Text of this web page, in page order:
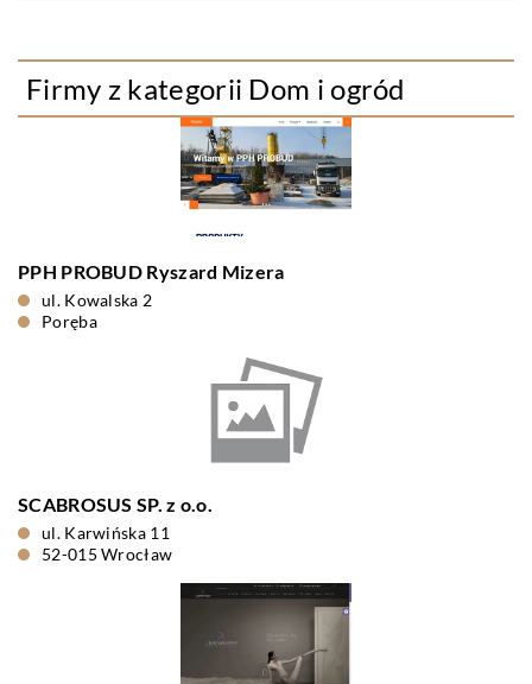
Firmy z kategorii Dom i ogród
PPH PROBUD Ryszard Mizera
ul. Kowalska 2
Poręba
SCABROSUS SP. z o.o.
ul. Karwińska 11
52-015 Wrocław